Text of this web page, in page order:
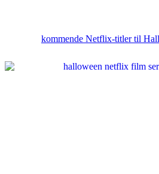
kommende Netflix-titler til